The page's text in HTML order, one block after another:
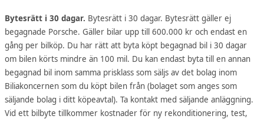
Bytesrätt i 30 dagar. Bytesrätt i 30 dagar. Bytesrätt gäller ej
begagnade Porsche. Gäller bilar upp till 600.000 kr och endast en
gång per bilköp. Du har rätt att byta köpt begagnad bil i 30 dagar
om bilen körts mindre än 100 mil. Du kan endast byta till en annan
begagnad bil inom samma prisklass som säljs av det bolag inom
Biliakoncernen som du köpt bilen från (bolaget som anges som
säljande bolag i ditt köpeavtal). Ta kontakt med säljande anläggning.
Vid ett bilbyte tillkommer kostnader för ny rekonditionering, test,